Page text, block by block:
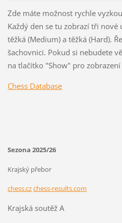
Zde máte možnost rychle
Každý den se tu zobrazí tři nové
těžká (Medium) a těžká (Hard).
šachovnici. Pokud si nebudete
na tlačítko "Show" pro zobrazení
Chess Database
Sezona 2025/26
Krajský přebor
chess.czchess-results.com
Krajská soutěž A